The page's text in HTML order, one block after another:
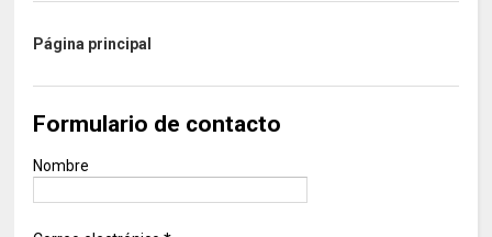
Página principal
Formulario de contacto
Nombre